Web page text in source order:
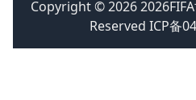
Copyright © 2026
Reserved ICP备